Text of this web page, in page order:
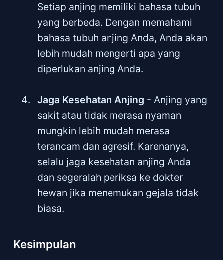
Setiap anjing memiliki bahasa tubuh
yang berbeda. Dengan memahami
bahasa tubuh anjing Anda, Anda akan
lebih mudah mengerti apa yang
diperlukan anjing Anda.
Jaga Kesehatan Anjing - Anjing yang
sakit atau tidak merasa nyaman
mungkin lebih mudah merasa
terancam dan agresif. Karenanya,
selalu jaga kesehatan anjing Anda
dan segeralah periksa ke dokter
hewan jika menemukan gejala tidak
biasa.
Kesimpulan